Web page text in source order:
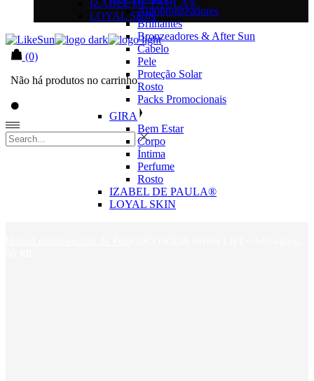
IZABEL DE PAULA®
LOYAL SKIN
(0)
Não há produtos no carrinho.
Autobronzeadores
Brilhantes
Bronzeadores & After Sun
Cabelo
Pele
Proteção Solar
Rosto
Packs Promocionais
GIRA
Bem Estar
Corpo
Íntima
Perfume
Rosto
IZABEL DE PAULA®
LOYAL SKIN